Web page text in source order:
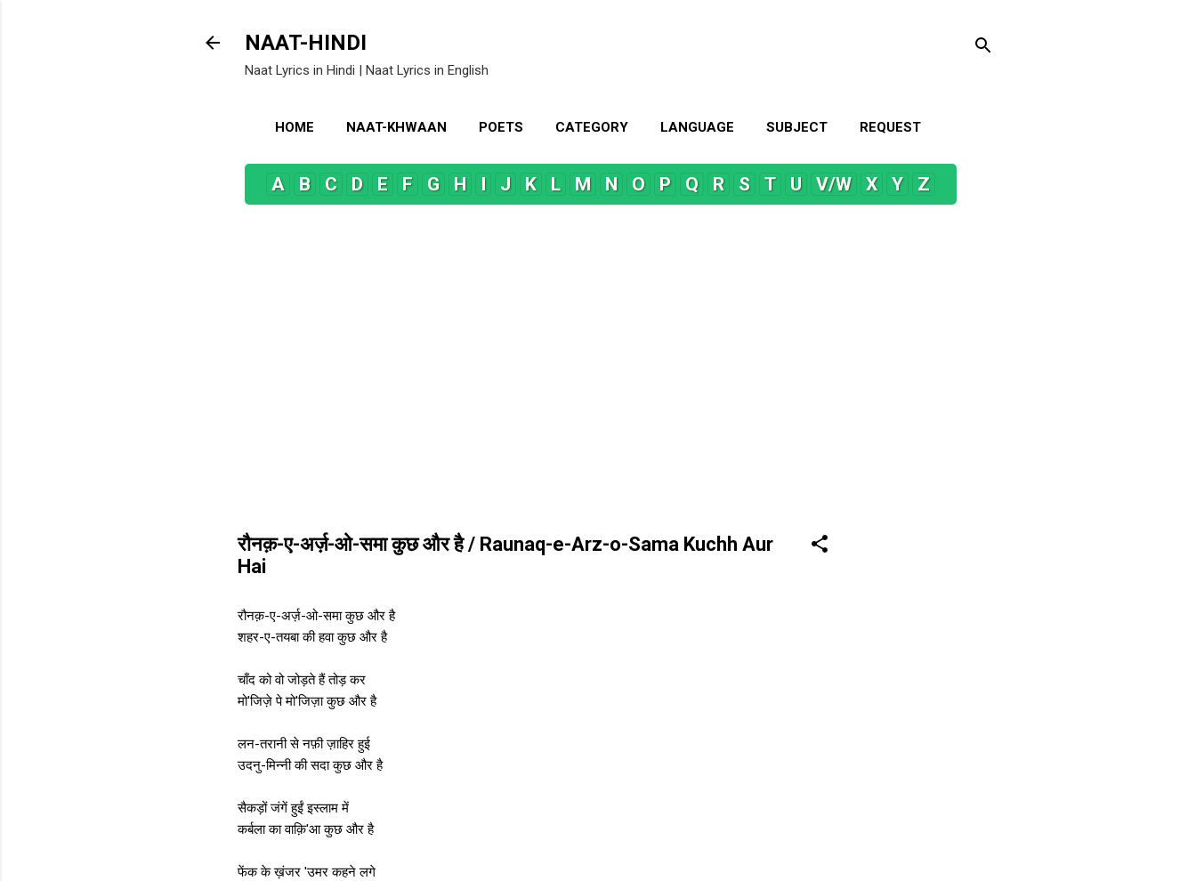
NAAT-HINDI
Naat Lyrics in Hindi | Naat Lyrics in English
HOME NAAT-KHWAAN POETS CATEGORY LANGUAGE SUBJECT REQUEST
MORE… CONTACT US
A B C D E F G H I J K L M N O P Q R S T U V/W X Y Z
रौनक़-ए-अर्ज़-ओ-समा कुछ और है / Raunaq-e-Arz-o-Sama Kuchh Aur
Hai
रौनक़-ए-अर्ज़-ओ-समा कुछ और है
शहर-ए-तयबा की हवा कुछ और है
चाँद को वो जोड़ते हैं तोड़ कर
मो'जिज़े पे मो'जिज़ा कुछ और है
लन-तरानी से नफ़ी ज़ाहिर हुई
उदनु-मिन्नी की सदा कुछ और है
सैकड़ों जंगें हुईं इस्लाम में
कर्बला का वाक़ि'आ कुछ और है
फेंक के ख़ंजर 'उमर कहने लगे